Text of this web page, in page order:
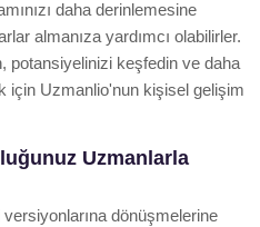
daha derinlemesine
almanıza yardımcı olabilirler.
potansiyelinizi keşfedin ve daha
için Uzmanlio'nun kişisel gelişim
Uzmanlarla
dönüşmelerine